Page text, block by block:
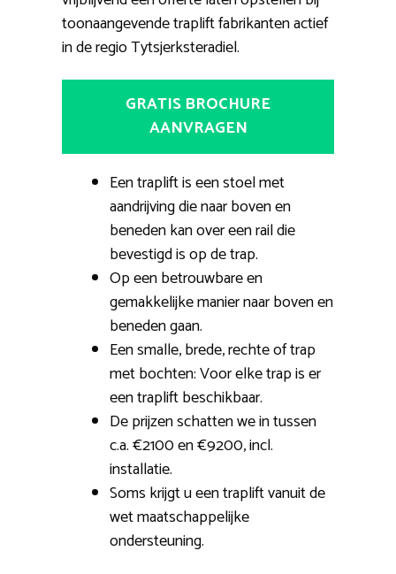
toonaangevende traplift fabrikanten actief
in de regio Tytsjerksteradiel.
GRATIS BROCHURE
AANVRAGEN
Een traplift is een stoel met
aandrijving die naar boven en
beneden kan over een rail die
bevestigd is op de trap.
Op een betrouwbare en
gemakkelijke manier naar boven en
beneden gaan.
Een smalle, brede, rechte of trap
met bochten: Voor elke trap is er
een traplift beschikbaar.
De prijzen schatten we in tussen
c.a. €2100 en €9200, incl.
installatie.
Soms krijgt u een traplift vanuit de
wet maatschappelijke
ondersteuning.